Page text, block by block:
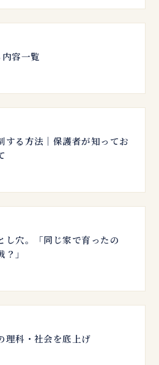
容一覧
する方法｜保護者が知ってお
し穴。「同じ家で育ったの
」
理科・社会を底上げ